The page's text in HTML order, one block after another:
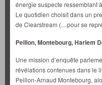
énergie suspecte ressemblant
Le quotidien choisit dans un
de Clearstream (…pour se
Peillon, Montebourg, Harlem
Une mission d’enquête
révélations contenues dans le
Peillon-Arnaud Montebourg,